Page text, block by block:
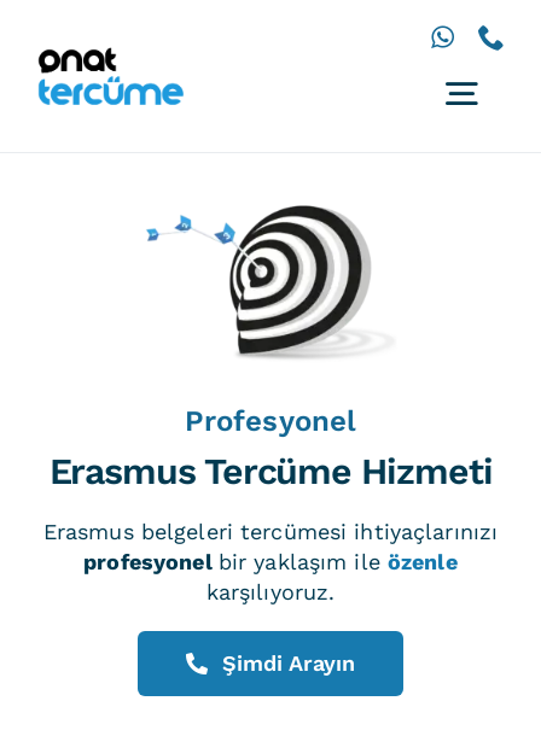
Diller
Hizmetler
Çözümler
Profesyonel
Erasmus Tercüme Hizmeti
Erasmus belgeleri tercümesi ihtiyaçlarınızı
profesyonel bir yaklaşım ile özenle
karşılıyoruz.
Şimdi Arayın